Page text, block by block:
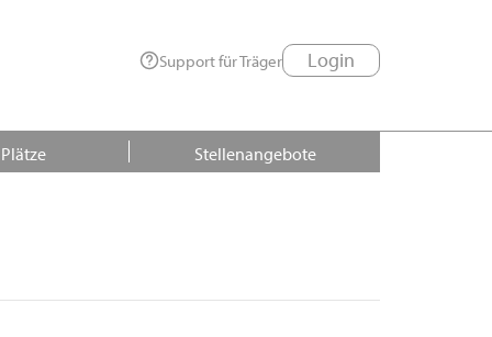
Support für Träger Login
Stellenangebote